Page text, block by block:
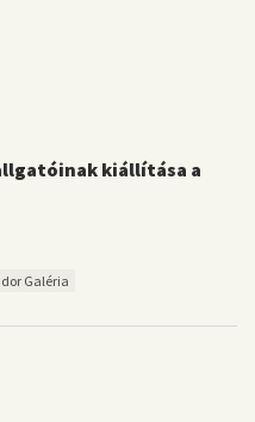
kiállítása a
Galéria